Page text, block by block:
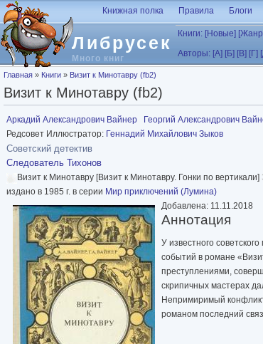
Перейти к основному содержанию
Либрусек
Много книг
Книжная полка Правила Блоги
Книги: [Новые]
Авторы: [А] [Б] [В] [Г]
Вы здесь
Главная » Книги » Визит к Минотавру (fb2)
Визит к Минотавру (fb2)
Аркадий Александрович Вайнер
Георгий Александрович
Редсовет Иллюстратор: Геннадий Михайлович Зыков
Советский детектив
Следователь Тихонов
Визит к Минотавру [Визит к Минотавру. Гонки по вертикали]
издано в 1985 г. в серии Мир приключений (Лумина)
Добавлена: 11.11.2018
Аннотация
У известного
событий в романе
преступлениями,
скрипичных мастерах
Непримиримый
романом последний